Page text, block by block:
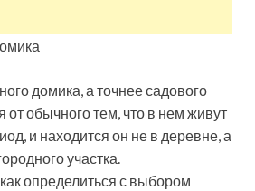
домика, а точнее садового
от обычного тем, что в нем живут
и находится он не в деревне, а
участка.
определиться с выбором